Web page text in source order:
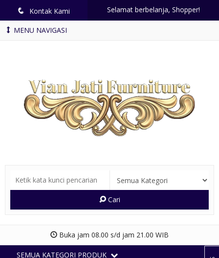
q Kontak Kami Selamat berbelanja, Shopper!
MENU NAVIGASI
Cari
Buka jam 08.00 s/d jam 21.00 WIB
SEMUA KATEGORI PRODUK